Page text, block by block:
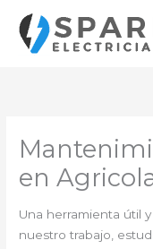
contenido
en
Una herramienta útil
nuestro trabajo,